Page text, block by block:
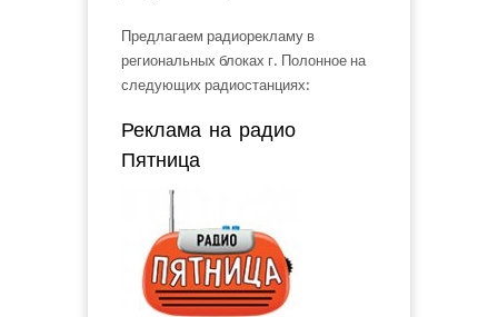
Предлагаем радиорекламу в
региональных блоках г. Полонное на
следующих радиостанциях:
Реклама на радио
Пятница